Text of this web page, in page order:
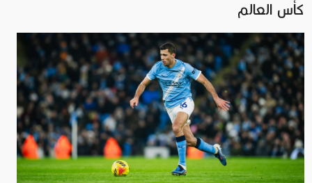
كأس العالم